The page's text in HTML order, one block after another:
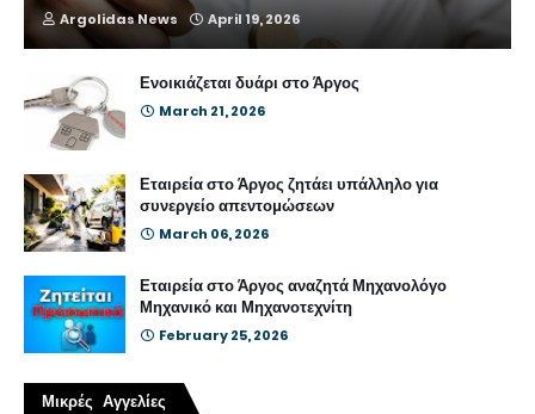
Argolidas News April 19, 2026
Ενοικιάζεται δυάρι στο Άργος
March 21, 2026
Εταιρεία στο Άργος ζητάει υπάλληλο για
συνεργείο απεντομώσεων
March 06, 2026
Εταιρεία στο Άργος αναζητά Μηχανολόγο
Μηχανικό και Μηχανοτεχνίτη
February 25, 2026
Μικρές Αγγελίες